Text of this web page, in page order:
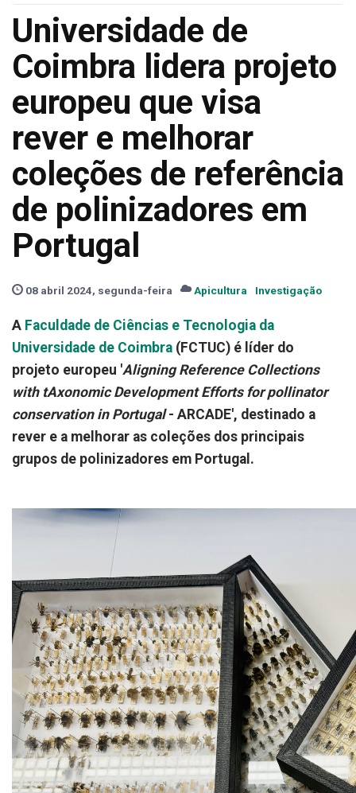
Universidade de
Coimbra lidera projeto
europeu que visa
rever e melhorar
coleções de referência
de polinizadores em
Portugal
08 abril 2024, segunda-feira Apicultura Investigação
A Faculdade de Ciências e Tecnologia da
Universidade de Coimbra (FCTUC) é líder do
projeto europeu 'Aligning Reference Collections
with tAxonomic Development Efforts for pollinator
conservation in Portugal- ARCADE', destinado a
rever e a melhorar as coleções dos principais
grupos de polinizadores em Portugal.